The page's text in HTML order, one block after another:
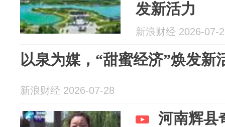
发新活力
新浪财经 2026-07-
以泉为媒，“甜蜜经济”焕发新
新浪财经 2026-07-28
河南辉县